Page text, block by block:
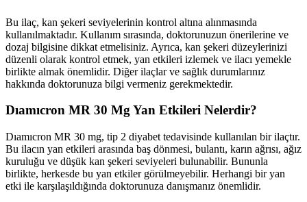
Bu ilaç, kan şekeri seviyelerinin kontrol altına alınmasında
kullanılmaktadır. Kullanım sırasında, doktorunuzun önerilerine ve
dozaj bilgisine dikkat etmelisiniz. Ayrıca, kan şekeri düzeylerinizi
düzenli olarak kontrol etmek, yan etkileri izlemek ve ilacı yemekle
birlikte almak önemlidir. Diğer ilaçlar ve sağlık durumlarınız
hakkında doktorunuza bilgi vermeniz gerekmektedir.
Dıamıcron MR 30 Mg Yan Etkileri Nelerdir?
Dıamıcron MR 30 mg, tip 2 diyabet tedavisinde kullanılan bir ilaçtır.
Bu ilacın yan etkileri arasında baş dönmesi, bulantı, karın ağrısı, ağız
kuruluğu ve düşük kan şekeri seviyeleri bulunabilir. Bununla
birlikte, herkesde bu yan etkiler görülmeyebilir. Herhangi bir yan
etki ile karşılaşıldığında doktorunuza danışmanız önemlidir.